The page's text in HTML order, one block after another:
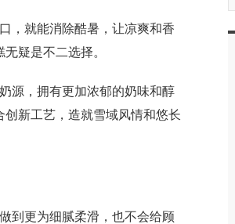
，就能消除酷暑，让凉爽和香
疑是不二选择。
源，拥有更加浓郁的奶味和醇
新工艺，造就雪域风情和悠长
到更为细腻柔滑，也不会给顾